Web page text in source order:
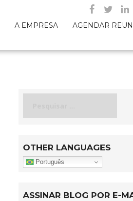
A EMPRESA AGENDAR
OTHER LANGUAGES
Português
ASSINAR BLOG POR E-